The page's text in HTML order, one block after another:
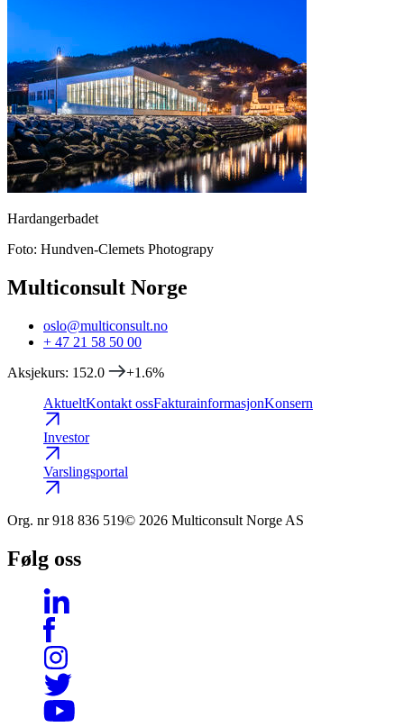
Hardangerbadet
Foto: Hundven-Clemets Photograpy
Multiconsult Norge
oslo@multiconsult.no
+ 47 21 58 50 00
Aksjekurs: 152.0 +1.6%
AktueltKontakt ossFakturainformasjonKonsern
Investor
Varslingsportal
Org. nr 918 836 519© 2026 Multiconsult Norge AS
Følg oss